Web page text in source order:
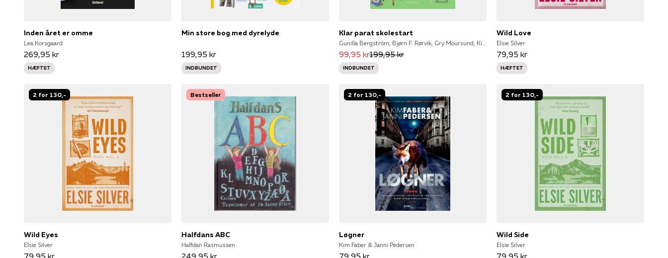
Inden året er omme
Lea Korsgaard
269,95 kr
HÆFTET
Min store bog med dyrelyde
199,95 kr
INDBUNDET
Klar parat skolestart
Gunilla Bergström, Bjørn F. Rørvik, Gry Moursund, Kim Fupz Aakeson, Niels Bo Bojesen, Eva Eriksson, Anne Sofie Hammer, Dina Gellert, Lars Daneskov, Zarah Juul, Ole Lund Kirkegaard
99,95 kr199,95 kr
INDBUNDET
Wild Love
Elsie Silver
79,95 kr
HÆFTET
2 for 130,-
Wild Eyes
Elsie Silver
79,95 kr
Bestseller
Halfdans ABC
Halfdan Rasmussen
249,95 kr
2 for 130,-
Løgner
Kim Faber & Janni Pedersen
79,95 kr
2 for 130,-
Wild Side
Elsie Silver
79,95 kr